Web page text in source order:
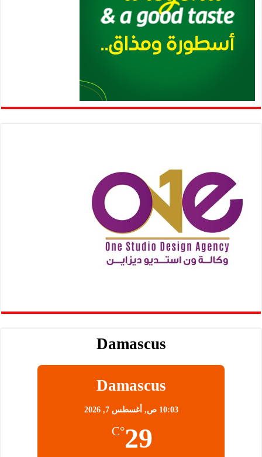
Damascus
Damascus
10:03 ص, أغسطس 7, 2026
29
°C